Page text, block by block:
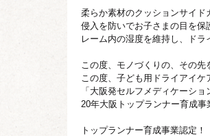
柔らか素材のクッションサイ
侵入を防いでお子さまの目を
レーム内の湿度を維持し、ド
この度、モノづくりの、その
この度、子ども用ドライアイ
「大阪発セルフメディケーシ
20年大阪トップランナー育成
トップランナー育成事業認定！